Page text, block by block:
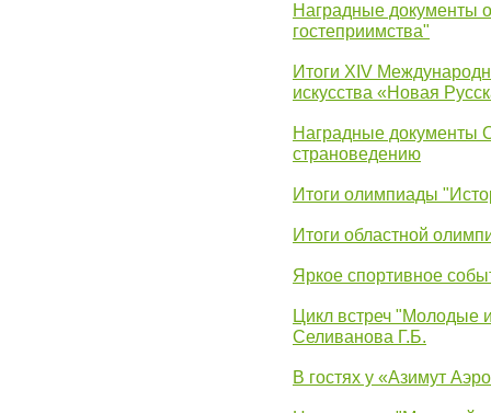
Наградные документы
гостеприимства"
Итоги XIV
искусства «Новая
Наградные документы
страноведению
Итоги олимпиады
Итоги областной
Яркое спортивное
Цикл встреч "Молодые
Селиванова Г.Б.
В гостях у «Азимут